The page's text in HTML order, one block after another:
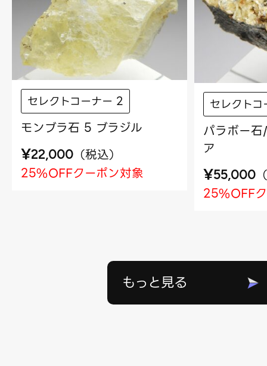
セレクトコーナー 2
モンブラ石 5 ブラジル
¥22,000 （税込）
25%OFFクーポン対象
セレクト
パラボー
ア
¥55,000 （
25%OFF
もっと見る